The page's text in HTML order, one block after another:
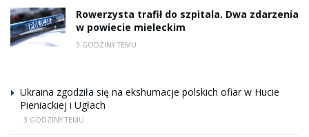
Rowerzysta trafił do szpitala. Dwa zdarzenia
w powiecie mieleckim
3 GODZINY TEMU
Ukraina zgodziła się na ekshumacje polskich ofiar w Hucie
Pieniackiej i Ugłach
3 GODZINY TEMU